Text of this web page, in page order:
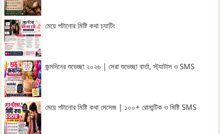
মেয়ে পটানোর মিষ্টি কথা চ্যাটিং
জন্মদিনের শুভেচ্ছা ২০২৬ | সেরা শুভেচ্ছা বার্তা, স্ট্যাটাস ও SMS
মেয়ে পটানোর মিষ্টি কথা মেসেজ | ১০০+ রোমান্টিক ও মিষ্টি SMS